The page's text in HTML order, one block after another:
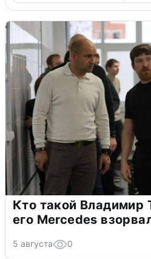
Кто такой Владимир
его Mercedes
5 августа 0